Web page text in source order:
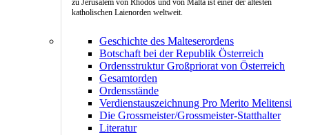
zu Jerusalem von Rhodos und von Malta ist einer der ältesten
katholischen Laienorden weltweit.
Geschichte des Malteserordens
Botschaft bei der Republik Österreich
Ordensstruktur Großpriorat von Österreich
Gesamtorden
Ordensstände
Verdienstauszeichnung Pro Merito Melitensi
Die Grossmeister/Grossmeister-Statthalter
Literatur